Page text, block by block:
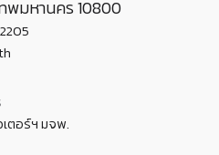
พมหานคร 10800
ตอร์ฯ มจพ.